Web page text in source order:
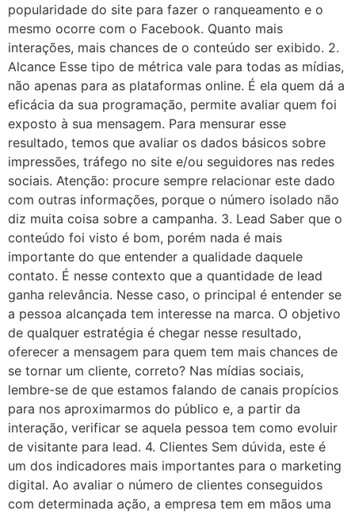
popularidade do site para fazer o ranqueamento e o
mesmo ocorre com o Facebook. Quanto mais
interações, mais chances de o conteúdo ser exibido. 2.
Alcance Esse tipo de métrica vale para todas as mídias,
não apenas para as plataformas online. É ela quem dá a
eficácia da sua programação, permite avaliar quem foi
exposto à sua mensagem. Para mensurar esse
resultado, temos que avaliar os dados básicos sobre
impressões, tráfego no site e/ou seguidores nas redes
sociais. Atenção: procure sempre relacionar este dado
com outras informações, porque o número isolado não
diz muita coisa sobre a campanha. 3. Lead Saber que o
conteúdo foi visto é bom, porém nada é mais
importante do que entender a qualidade daquele
contato. É nesse contexto que a quantidade de lead
ganha relevância. Nesse caso, o principal é entender se
a pessoa alcançada tem interesse na marca. O objetivo
de qualquer estratégia é chegar nesse resultado,
oferecer a mensagem para quem tem mais chances de
se tornar um cliente, correto? Nas mídias sociais,
lembre-se de que estamos falando de canais propícios
para nos aproximarmos do público e, a partir da
interação, verificar se aquela pessoa tem como evoluir
de visitante para lead. 4. Clientes Sem dúvida, este é
um dos indicadores mais importantes para o marketing
digital. Ao avaliar o número de clientes conseguidos
com determinada ação, a empresa tem em mãos uma